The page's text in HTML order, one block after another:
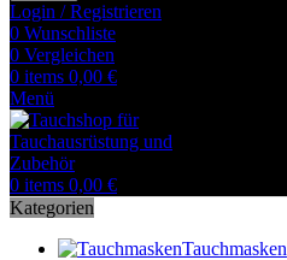
Login / Registrieren
0 Wunschliste
0 Vergleichen
0 items 0,00 €
Menü
0 items 0,00 €
Kategorien
Tauchmasken